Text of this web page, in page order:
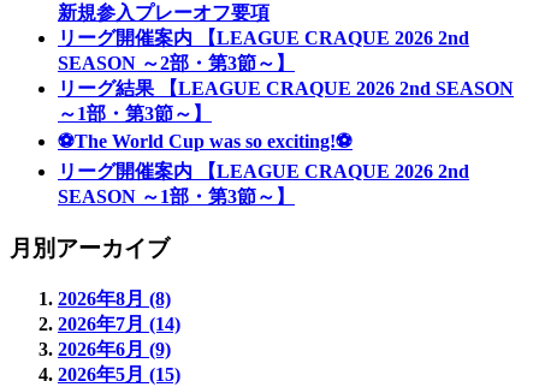
新規参入プレーオフ要項
リーグ開催案内 【LEAGUE CRAQUE 2026 2nd
SEASON ～2部・第3節～】
リーグ結果 【LEAGUE CRAQUE 2026 2nd SEASON
～1部・第3節～】
⚽The World Cup was so exciting!⚽
リーグ開催案内 【LEAGUE CRAQUE 2026 2nd
SEASON ～1部・第3節～】
月別アーカイブ
2026年8月 (8)
2026年7月 (14)
2026年6月 (9)
2026年5月 (15)